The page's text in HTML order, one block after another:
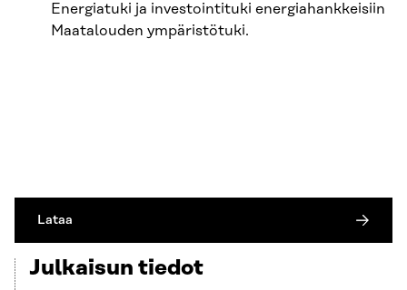
Energiatuki ja investointituki energiahankkeisiin
Maatalouden ympäristötuki.
Lataa
Julkaisun tiedot